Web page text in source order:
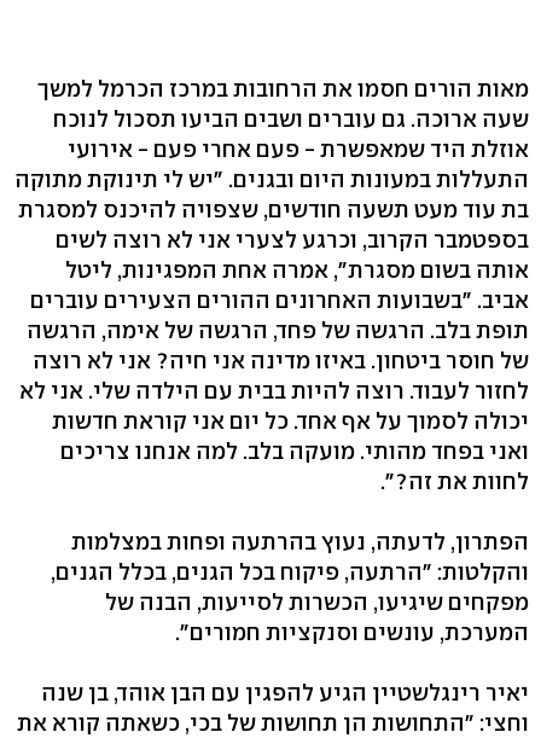
מאות הורים חסמו את הרחובות במרכז הכרמל למשך
שעה ארוכה. גם עוברים ושבים הביעו תסכול לנוכח
אוזלת היד שמאפשרת - פעם אחרי פעם - אירועי
התעללות במעונות היום ובגנים. "יש לי תינוקת מתוקה
בת עוד מעט תשעה חודשים, שצפויה להיכנס למסגרת
בספטמבר הקרוב, וכרגע לצערי אני לא רוצה לשים
אותה בשום מסגרת", אמרה אחת המפגינות, ליטל
אביב. "בשבועות האחרונים ההורים הצעירים עוברים
תופת בלב. הרגשה של פחד, הרגשה של אימה, הרגשה
של חוסר ביטחון. באיזו מדינה אני חיה? אני לא רוצה
לחזור לעבוד. רוצה להיות בבית עם הילדה שלי. אני לא
יכולה לסמוך על אף אחד. כל יום אני קוראת חדשות
ואני בפחד מהותי. מועקה בלב. למה אנחנו צריכים
לחוות את זה?".
הפתרון, לדעתה, נעוץ בהרתעה ופחות במצלמות
והקלטות: "הרתעה, פיקוח בכל הגנים, בכלל הגנים,
מפקחים שיגיעו, הכשרות לסייעות, הבנה של
המערכת, עונשים וסנקציות חמורים".
יאיר רינגלשטיין הגיע להפגין עם הבן אוהד, בן שנה
וחצי: "התחושות הן תחושות של בכי, כשאתה קורא את